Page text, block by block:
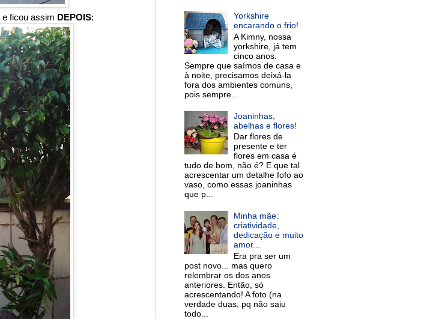
ficou assim DEPOIS:
Yorkshire
encarando o frio!
A Kimny, nossa
yorkshire, já tem
cinco anos.
Sempre que saímos de casa e
à noite, precisamos deixá-la
fora dos ambientes comuns,
pois sempre...
Joaninhas,
abelhas e flores!
Dar flores de
presente e ter
flores em casa é
tudo de bom, não é? E que tal
acrescentar um detalhe fofo ao
vaso, como essas joaninhas
que p...
Minha mãe:
criatividade,
dedicação e muito
amor...
Era pra ser um
post novo... mas quero
relembrar os dos anos
anteriores. Então, só
acrescentando! A foto (na
verdade duas, pq não saiu
todo...